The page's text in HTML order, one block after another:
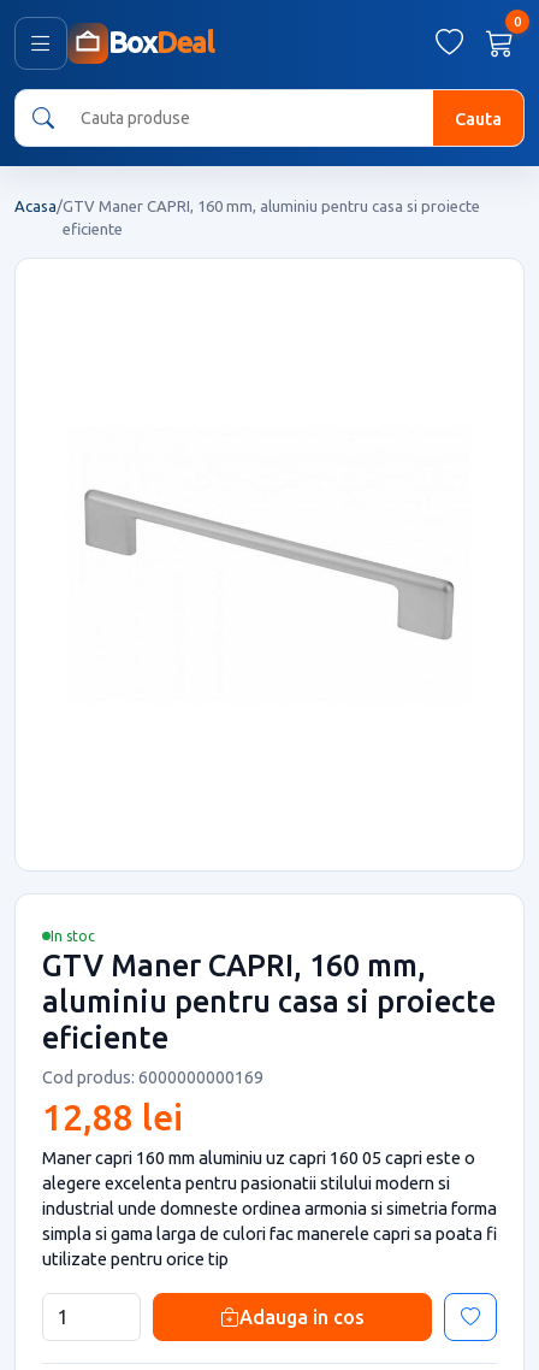
BoxDeal
0
Cauta
Acasa/GTV Maner CAPRI, 160 mm, aluminiu pentru casa si proiecte
eficiente
In stoc
GTV Maner CAPRI, 160 mm,
aluminiu pentru casa si proiecte
eficiente
Cod produs: 6000000000169
12,88 lei
Maner capri 160 mm aluminiu uz capri 160 05 capri este o
alegere excelenta pentru pasionatii stilului modern si
industrial unde domneste ordinea armonia si simetria forma
simpla si gama larga de culori fac manerele capri sa poata fi
utilizate pentru orice tip
Adauga in cos